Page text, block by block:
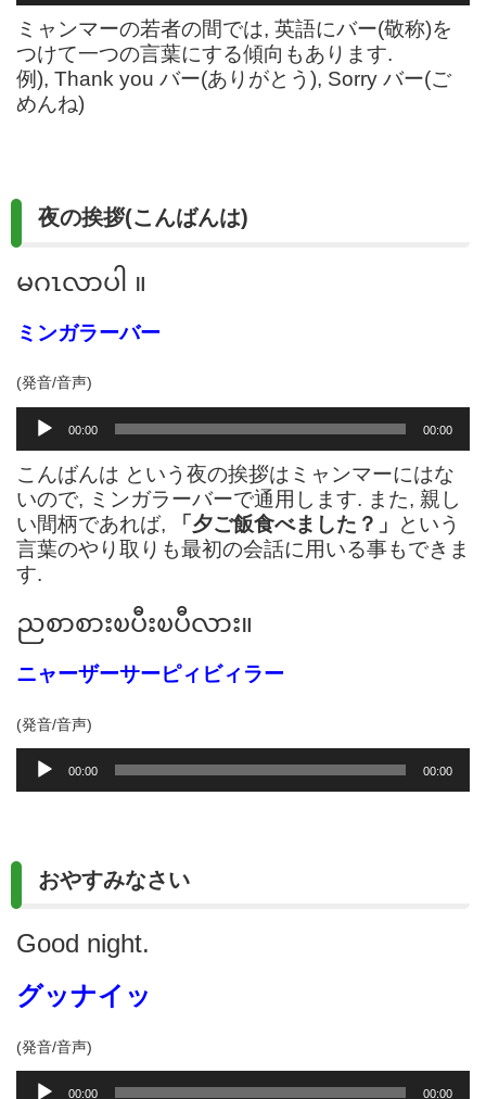
プ
レ
ー
ヤ
ー
ミャンマーの若者の間では, 英語にバー(敬称)を
つけて一つの言葉にする傾向もあります.
例), Thank you バー(ありがとう), Sorry バー(ご
めんね)
夜の挨拶(こんばんは)
မဂၤလာပါ ။
ミンガラーバー
(発音/音声)
プ
レ
ー
ヤ
ー
00:00 00:00
こんばんは という夜の挨拶はミャンマーにはな
いので, ミンガラーバーで通用します. また, 親し
い間柄であれば,
「夕ご飯食べました？」
という
言葉のやり取りも最初の会話に用いる事もできま
す.
ညစာစားၿပီးၿပီလား။
ニャーザーサーピィビィラー
(発音/音声)
ー
00:00 00:00
おやすみなさい
Good night.
グッナイッ
(発音/音声)
00:00 00:00